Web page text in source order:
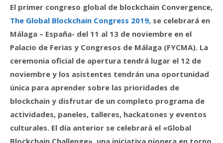
El primer congreso global de blockchain Convergence,
The Global Blockchain Congress 2019, se celebrará en
Málaga – España- del 11 al 13 de noviembre en el
Palacio de Ferias y Congresos de Málaga (FYCMA). La
ceremonia oficial de apertura tendrá lugar el 12 de
noviembre y los asistentes tendrán una oportunidad
única para aprender sobre las prioridades de
blockchain y disfrutar de un completo programa de
actividades, paneles, talleres, hackatones y eventos
culturales. El día anterior se celebrará el «Global
Blockchain Challenge», una iniciativa pionera en torno